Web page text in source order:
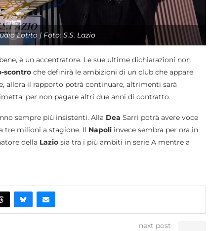
Lotito | Foto: S.S. Lazio
è un accentratore. Le sue ultime dichiarazioni non
scontro che definirà le ambizioni di un club che appare
allora il rapporto potrà continuare, altrimenti sarà
per non pagare altri due anni di contratto.
sempre più insistenti. Alla Dea Sarri potrà avere voce
tre milioni a stagione. Il Napoli invece sembra per ora in
della Lazio sia tra i più ambiti in serie A mentre a
next post